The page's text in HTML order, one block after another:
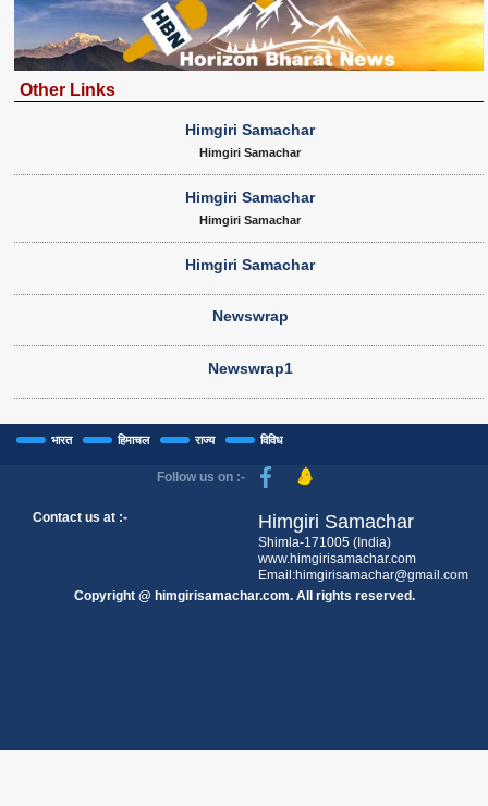
Other Links
Himgiri Samachar
Himgiri Samachar
Himgiri Samachar
Himgiri Samachar
Himgiri Samachar
Newswrap
Newswrap1
भारत हिमाचल राज्य विविध
Follow us on :-
Contact us at :- Himgiri Samachar
Shimla-171005 (India)
www.himgirisamachar.com
Email:himgirisamachar@gmail.com
Copyright @ himgirisamachar.com. All rights reserved.